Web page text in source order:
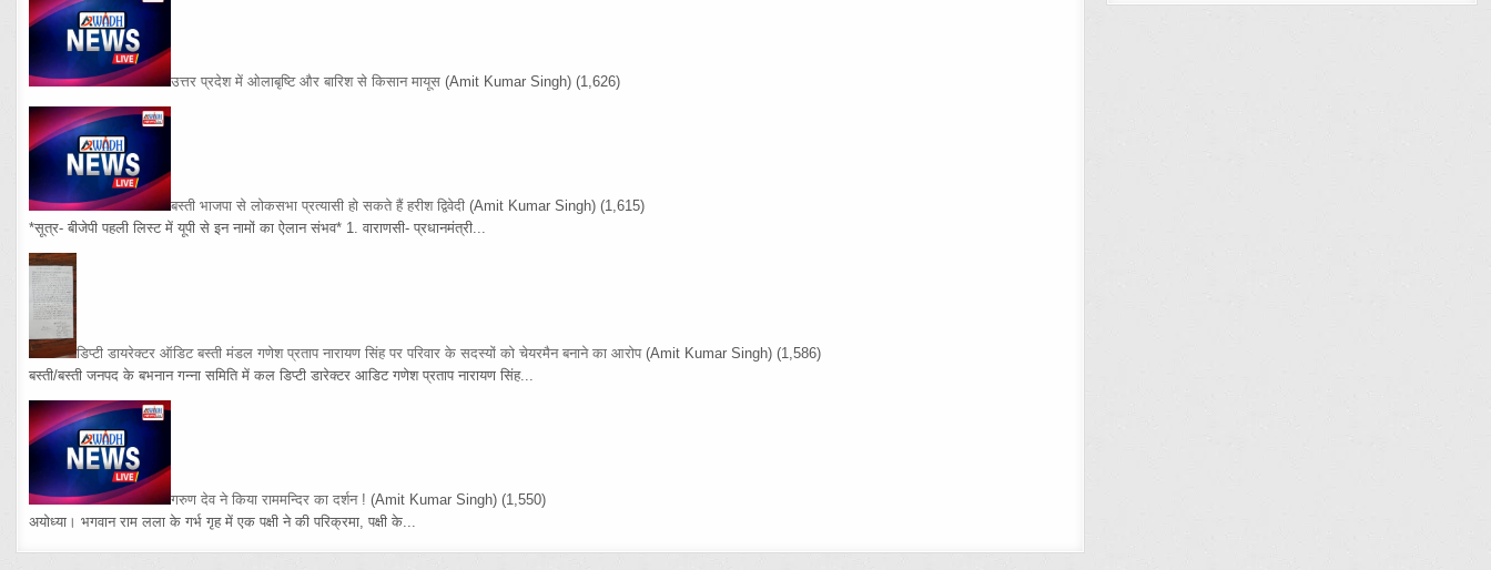
उत्तर प्रदेश में ओलाबृष्टि और बारिश से किसान मायूस (Amit Kumar Singh) (1,626)
बस्ती भाजपा से लोकसभा प्रत्यासी हो सकते हैं हरीश द्विवेदी (Amit Kumar Singh) (1,615)
*सूत्र- बीजेपी पहली लिस्ट में यूपी से इन नामों का ऐलान संभव* 1. वाराणसी- प्रधानमंत्री...
डिप्टी डायरेक्टर ऑडिट बस्ती मंडल गणेश प्रताप नारायण सिंह पर परिवार के सदस्यों को चेयरमैन बनाने का आरोप (Amit Kumar Singh) (1,586)
बस्ती/बस्ती जनपद के बभनान गन्ना समिति में कल डिप्टी डारेक्टर आडिट गणेश प्रताप नारायण सिंह...
गरुण देव ने किया राममन्दिर का दर्शन ! (Amit Kumar Singh) (1,550)
अयोध्या। भगवान राम लला के गर्भ गृह में एक पक्षी ने की परिक्रमा, पक्षी के...